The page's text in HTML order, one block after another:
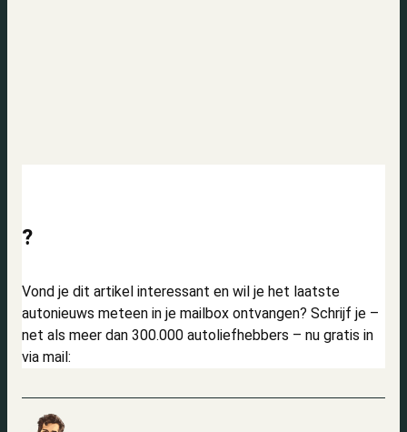
?
Vond je dit artikel interessant en wil je het laatste
autonieuws meteen in je mailbox ontvangen? Schrijf je –
net als meer dan 300.000 autoliefhebbers – nu gratis in
via mail: